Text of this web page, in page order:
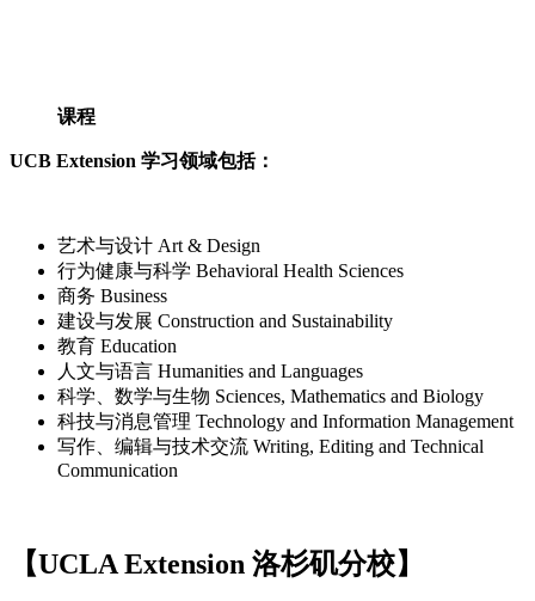
课程
UCB Extension 学习领域包括：
艺术与设计 Art & Design
行为健康与科学 Behavioral Health Sciences
商务 Business
建设与发展 Construction and Sustainability
教育 Education
人文与语言 Humanities and Languages
科学、数学与生物 Sciences, Mathematics and Biology
科技与消息管理 Technology and Information Management
写作、编辑与技术交流 Writing, Editing and Technical
Communication
【UCLA Extension 洛杉矶分校】